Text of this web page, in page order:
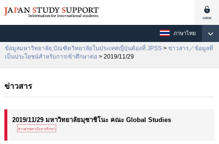
ภาษาไทย
ข้อมูลมหาวิทยาลัย,บัณฑิตวิทยาลัยในประเทศญี่ปุ่นต้องที่ JPSS > ข่าวสาร／ข้อมูลที่
เป็นประโยชน์สำหรับการเข้าศึกษาต่อ > 2019/11/29
ข่าวสาร
2019/11/29 มหาวิทยาลัยมุซาชิโนะ คณะ Global Studies